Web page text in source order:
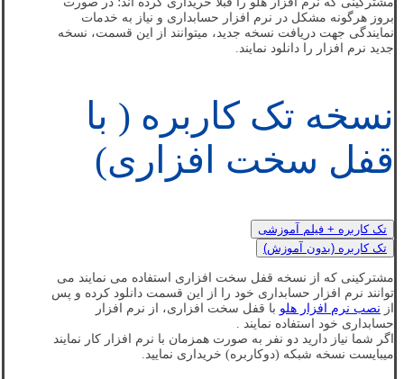
بروز هرگونه مشکل در نرم افزار حسابداری و نیاز به خدمات
نمایندگی جهت دریافت نسخه جدید، میتوانند از این قسمت، نسخه
جدید نرم افزار را دانلود نمایند.
نسخه تک کاربره ( با
قفل سخت افزاری)
تک کاربره + فیلم آموزشی
تک کاربره (بدون آموزش)
مشترکینی که از نسخه قفل سخت افزاری استفاده می نمایند می
توانند نرم افزار حسابداری خود را از این قسمت دانلود کرده و پس
از نصب نرم افزار هلو با قفل سخت افزاری، از نرم افزار
حسابداری خود استفاده نمایند .
اگر شما نیاز دارید دو نفر به صورت همزمان با نرم افزار کار نمایند
میبایست نسخه شبکه (دوکاربره) خریداری نمایید.